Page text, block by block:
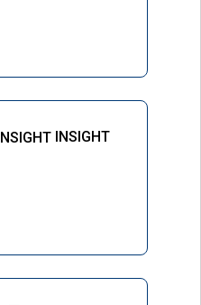
INSIGHT